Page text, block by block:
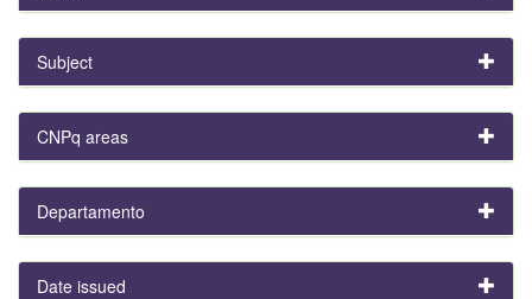
Subject
CNPq areas
Departamento
Date issued